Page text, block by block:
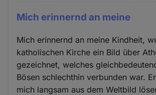
Mich erinnernd an meine
Mich erinnernd an meine Kindheit,
katholischen Kirche ein Bild über
gezeichnet, welches
Bösen schlechthin verbunden war.
mich langsam aus dem Weltbild